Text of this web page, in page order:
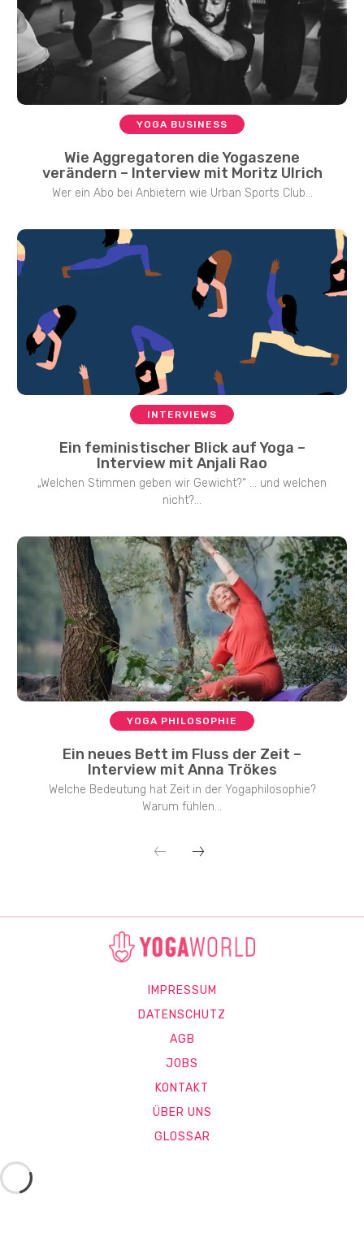
YOGA BUSINESS
Wie Aggregatoren die Yogaszene
verändern – Interview mit Moritz Ulrich
Wer ein Abo bei Anbietern wie Urban Sports Club...
INTERVIEWS
Ein feministischer Blick auf Yoga –
Interview mit Anjali Rao
„Welchen Stimmen geben wir Gewicht?“ … und welchen
nicht?...
YOGA PHILOSOPHIE
Ein neues Bett im Fluss der Zeit –
Interview mit Anna Trökes
Welche Bedeutung hat Zeit in der Yogaphilosophie?
Warum fühlen...
IMPRESSUM
DATENSCHUTZ
AGB
JOBS
KONTAKT
ÜBER UNS
GLOSSAR